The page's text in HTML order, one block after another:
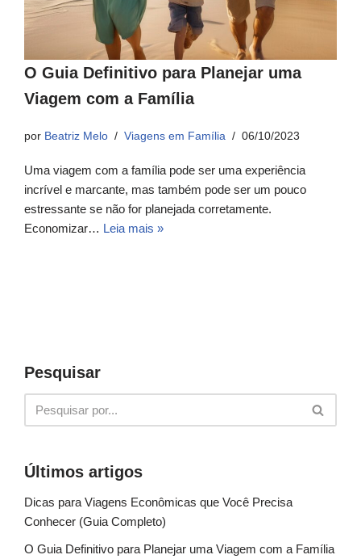
O Guia Definitivo para Planejar uma
Viagem com a Família
por Beatriz Melo Viagens em Família 06/10/2023
Uma viagem com a família pode ser uma experiência
incrível e marcante, mas também pode ser um pouco
estressante se não for planejada corretamente.
Economizar… Leia mais »
Pesquisar
Últimos artigos
Dicas para Viagens Econômicas que Você Precisa
Conhecer (Guia Completo)
O Guia Definitivo para Planejar uma Viagem com a Família